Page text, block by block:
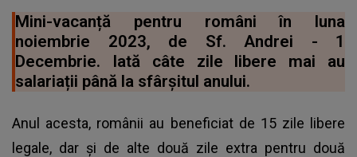
Mini-vacanță pentru români în luna
noiembrie 2023, de Sf. Andrei - 1
Decembrie. Iată câte zile libere mai au
salariații până la sfârșitul anului.
Anul acesta, românii au beneficiat de 15 zile libere
legale, dar și de alte două zile extra pentru două